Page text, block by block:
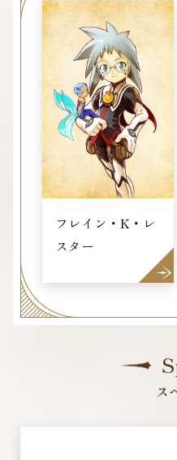
トピ
タイトル
フレイン・K・レ
スター
ス